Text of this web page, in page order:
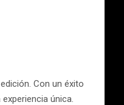
Con un éxito
única.